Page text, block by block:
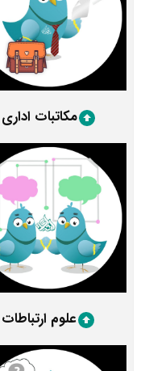
مکاتبات اداری
علوم ارتباطات